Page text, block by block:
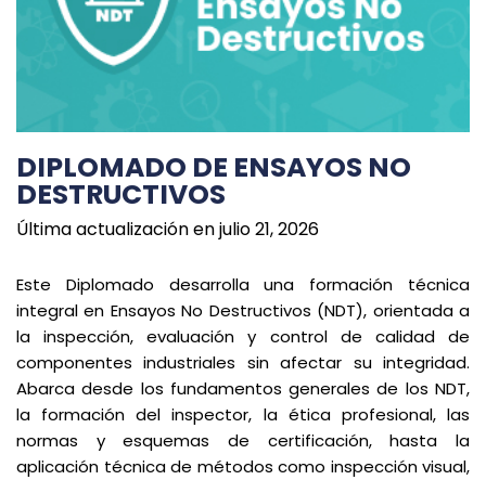
DIPLOMADO DE ENSAYOS NO
DESTRUCTIVOS
Última actualización en julio 21, 2026
Este Diplomado desarrolla una formación técnica
integral en Ensayos No Destructivos (NDT), orientada a
la inspección, evaluación y control de calidad de
componentes industriales sin afectar su integridad.
Abarca desde los fundamentos generales de los NDT,
la formación del inspector, la ética profesional, las
normas y esquemas de certificación, hasta la
aplicación técnica de métodos como inspección visual,